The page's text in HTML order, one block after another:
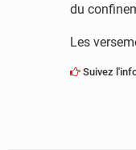
du
Les
Suivez